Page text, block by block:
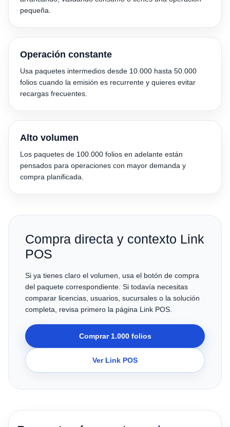
pequeña.
Operación constante
Usa paquetes intermedios desde 10.000 hasta 50.000
folios cuando la emisión es recurrente y quieres evitar
recargas frecuentes.
Alto volumen
Los paquetes de 100.000 folios en adelante están
pensados para operaciones con mayor demanda y
compra planificada.
Compra directa y contexto Link
POS
Si ya tienes claro el volumen, usa el botón de compra
del paquete correspondiente. Si todavía necesitas
comparar licencias, usuarios, sucursales o la solución
completa, revisa primero la página Link POS.
Comprar 1.000 folios
Ver Link POS